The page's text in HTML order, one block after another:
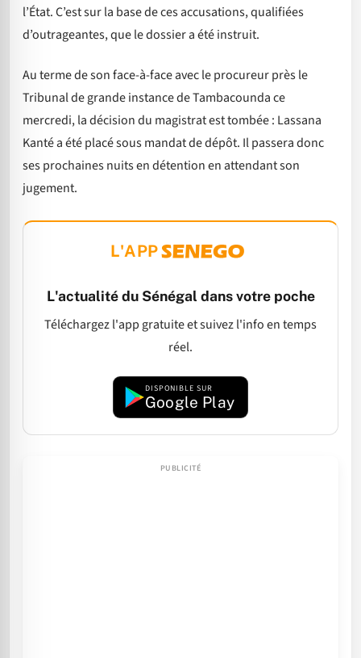
l’État. C’est sur la base de ces accusations, qualifiées
d’outrageantes, que le dossier a été instruit.
Au terme de son face-à-face avec le procureur près le
Tribunal de grande instance de Tambacounda ce
mercredi, la décision du magistrat est tombée : Lassana
Kanté a été placé sous mandat de dépôt. Il passera donc
ses prochaines nuits en détention en attendant son
jugement.
L'APP
L'actualité du Sénégal dans votre poche
Téléchargez l'app gratuite et suivez l'info en temps
réel.
DISPONIBLE SUR
Google Play